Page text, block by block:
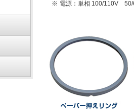
※ 電源：単相 100/110V